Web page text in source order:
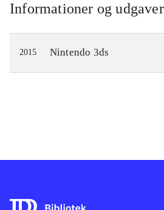
Informationer og udgaver
2015 Nintendo 3ds